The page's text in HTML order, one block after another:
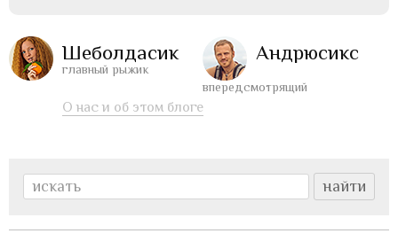
Шеболдасик
главный рыжик
Андрюсикс
впередсмотрящий
О нас и об этом блоге